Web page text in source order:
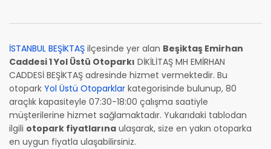
İSTANBUL BEŞİKTAŞ ilçesinde yer alan Beşiktaş Emirhan
Caddesi 1 Yol Üstü Otoparkı DİKİLİTAŞ MH EMİRHAN
CADDESİ BEŞİKTAŞ adresinde hizmet vermektedir. Bu
otopark Yol Üstü Otoparklar kategorisinde bulunup, 80
araçlık kapasiteyle 07:30-18:00 çalışma saatiyle
müşterilerine hizmet sağlamaktadır. Yukarıdaki tablodan
ilgili otopark fiyatlarına ulaşarak, size en yakın otoparka
en uygun fiyatla ulaşabilirsiniz.